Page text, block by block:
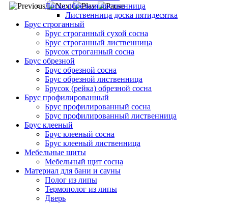
Доска обрезная лиственница
Лиственница доска пятидесятка
Брус строганный
Брус строганный сухой сосна
Брус строганный лиственница
Брусок строганный сосна
Брус обрезной
Брус обрезной сосна
Брус обрезной лиственница
Брусок (рейка) обрезной сосна
Брус профилированный
Брус профилированный сосна
Брус профилированный лиственница
Брус клееный
Брус клееный сосна
Брус клееный лиственница
Мебельные щиты
Мебельный щит сосна
Материал для бани и сауны
Полог из липы
Термополог из липы
Дверь